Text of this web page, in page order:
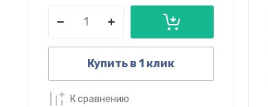
Купить в 1 клик
К сравнению